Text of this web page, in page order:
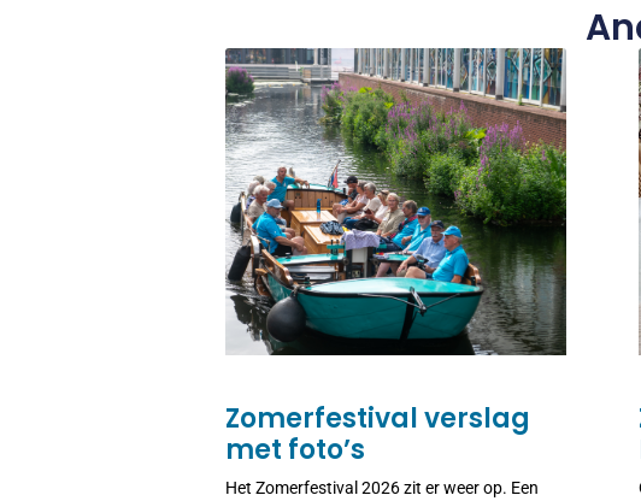
Zomerfestival verslag
met foto’s
Het Zomerfestival 2026 zit er weer op. Een